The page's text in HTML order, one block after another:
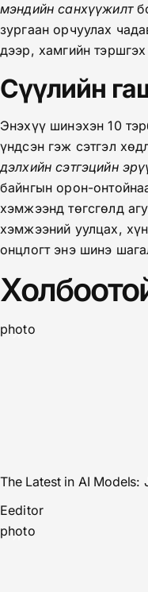
мэндийн санхүүжилт
зургаан орчуулах
дээр, хамгийн
Сүүлийн
Энэхүү шинэхэн 10
үндсэн гэж сэтгэл
дэлхийн сэтгэцийн
байнгын орон-
хэмжээнд төгсгөлд
хэмжээний уулцах,
онцлогт энэ шинэ
photo
The Latest in AI Models:
Eeditor
photo